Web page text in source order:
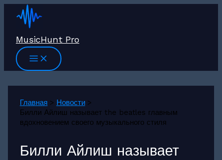
Перейти
MusicHunt Pro
Главная
Новости
Билли Айлиш называет the beatles главным
вдохновением своего музыкального стиля
Билли Айлиш называет